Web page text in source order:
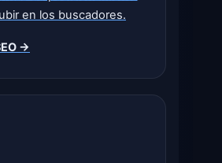
en los buscadores.
→